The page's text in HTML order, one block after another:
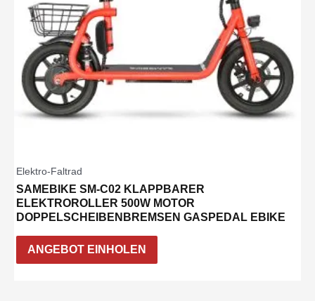
Elektro-Faltrad
SAMEBIKE SM-C02 KLAPPBARER
ELEKTROROLLER 500W MOTOR
DOPPELSCHEIBENBREMSEN GASPEDAL EBIKE
ANGEBOT EINHOLEN